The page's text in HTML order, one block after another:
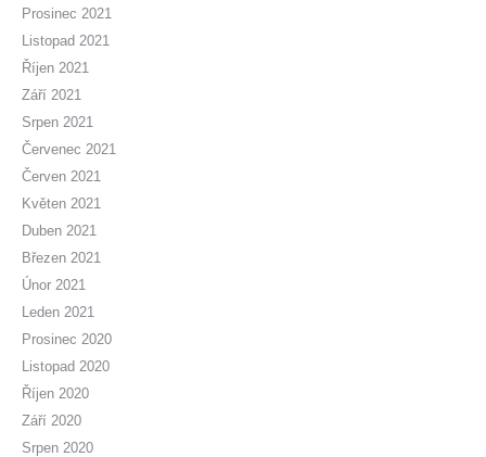
Prosinec 2021
Listopad 2021
Říjen 2021
Září 2021
Srpen 2021
Červenec 2021
Červen 2021
Květen 2021
Duben 2021
Březen 2021
Únor 2021
Leden 2021
Prosinec 2020
Listopad 2020
Říjen 2020
Září 2020
Srpen 2020